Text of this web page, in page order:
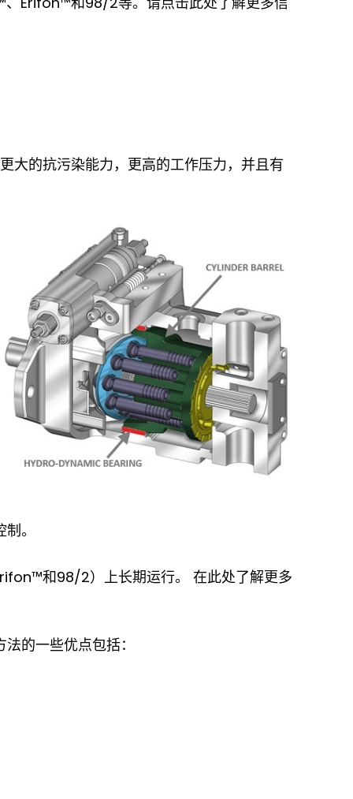
大的抗污染能力，更高的工作压力，并且有
。
和98/2）上长期运行。 在此处了解更多
的一些优点包括：